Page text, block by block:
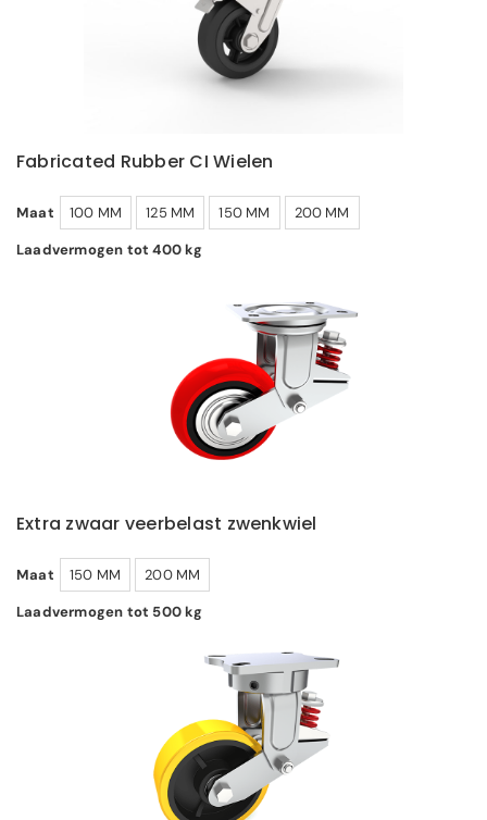
Fabricated Rubber CI Wielen
Maat 100 MM 125 MM 150 MM
200 MM
Laadvermogen tot 400 kg
Extra zwaar veerbelast zwenkwiel
Maat 150 MM
200 MM
Laadvermogen tot 500 kg